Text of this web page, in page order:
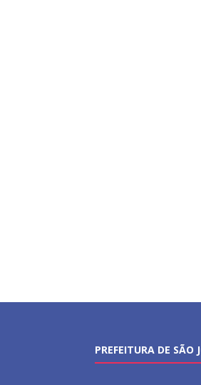
PREFEITURA DE SÃO